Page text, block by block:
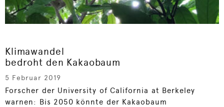
Klimawandel
bedroht den Kakaobaum
5 Februar 2019
Forscher der University of California at Berkeley
warnen: Bis 2050 könnte der Kakaobaum